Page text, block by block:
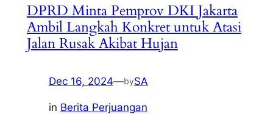
DPRD Minta Pemprov DKI Jakarta
Ambil Langkah Konkret untuk Atasi
Jalan Rusak Akibat Hujan
Dec 16, 2024—bySA
in Berita Perjuangan